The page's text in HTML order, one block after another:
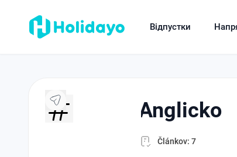
Відпустки
anglicko
Článkov: 7